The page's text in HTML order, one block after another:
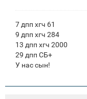
7 дпп хгч 61
9 дпп хгч 284
13 дпп хгч 2000
29 дпп СБ+
У нас сын!